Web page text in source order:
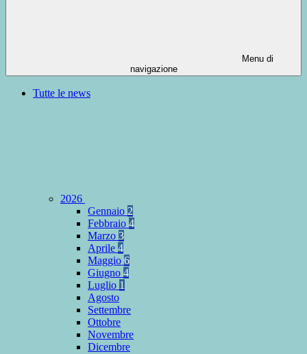
Menu di
navigazione
Tutte le news
2026
Gennaio 2
Febbraio 4
Marzo 3
Aprile 4
Maggio 6
Giugno 4
Luglio 1
Agosto
Settembre
Ottobre
Novembre
Dicembre